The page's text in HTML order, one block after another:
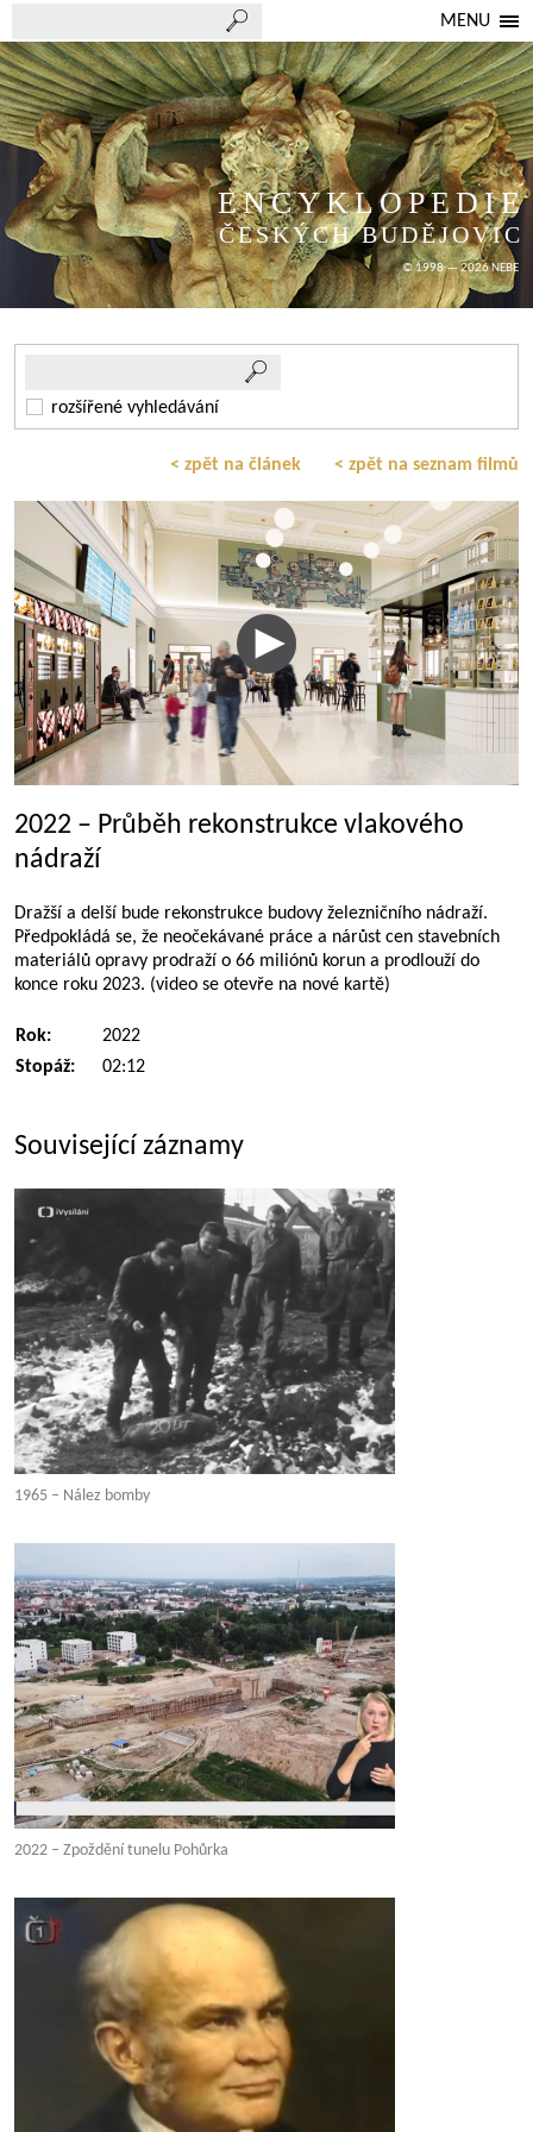
MENU
ENCYKLOPEDIE
ČESKÝCH BUDĚJOVIC
© 1998 — 2026 NEBE
rozšířené vyhledávání
< zpět na článek < zpět na seznam filmů
2022 – Průběh rekonstrukce vlakového
nádraží
Dražší a delší bude rekonstrukce budovy železničního nádraží.
Předpokládá se, že neočekávané práce a nárůst cen stavebních
materiálů opravy prodraží o 66 miliónů korun a prodlouží do
konce roku 2023. (video se otevře na nové kartě)
Rok:
2022
Stopáž:
02:12
Související záznamy
1965 – Nález bomby
2022 – Zpoždění tunelu Pohůrka